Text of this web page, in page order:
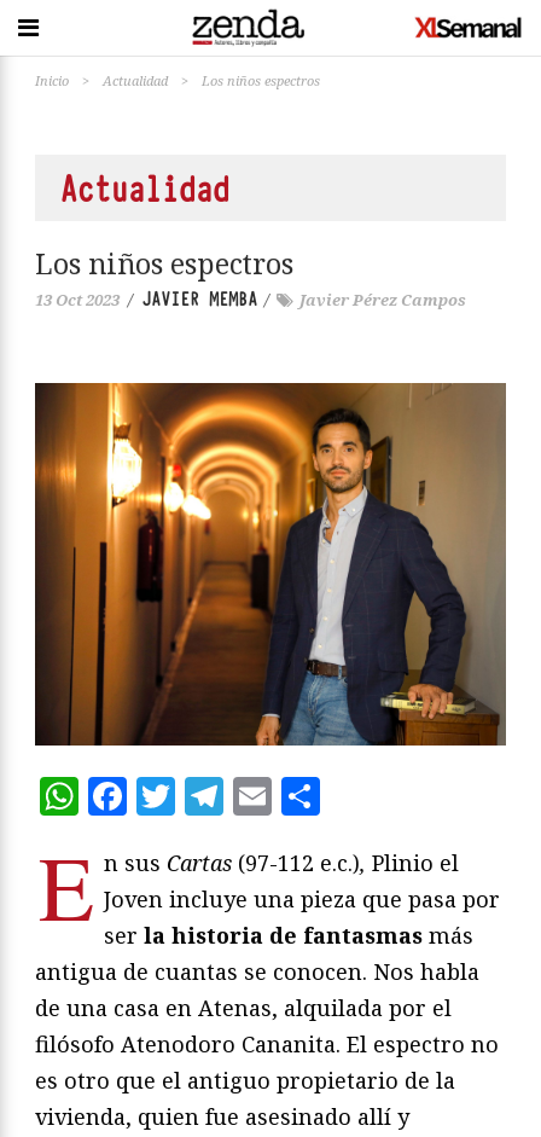
Inicio > Actualidad > Los niños espectros
Actualidad
Los niños espectros
13 Oct 2023 / JAVIER MEMBA / Javier Pérez Campos
WhatsApp
Facebook
Twitter
Telegram
Email
E n sus Cartas (97-112 e.c.), Plinio el
Joven incluye una pieza que pasa por
ser la historia de fantasmas más
antigua de cuantas se conocen. Nos habla
de una casa en Atenas, alquilada por el
filósofo Atenodoro Cananita. El espectro no
es otro que el antiguo propietario de la
vivienda, quien fue asesinado allí y